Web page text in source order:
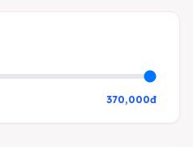
370,000đ